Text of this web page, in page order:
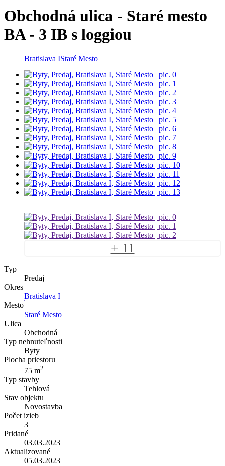
Obchodná ulica - Staré mesto
BA - 3 IB s loggiou
Bratislava IStaré Mesto
+ 11
Typ
Predaj
Okres
Bratislava I
Mesto
Staré Mesto
Ulica
Obchodná
Typ nehnuteľnosti
Byty
Plocha priestoru
75 m2
Typ stavby
Tehlová
Stav objektu
Novostavba
Počet izieb
3
Pridané
03.03.2023
Aktualizované
05.03.2023